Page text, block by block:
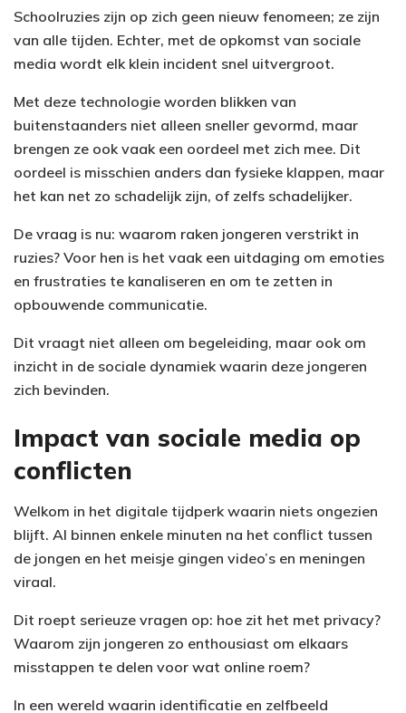
Schoolruzies zijn op zich geen nieuw fenomeen; ze zijn
van alle tijden. Echter, met de opkomst van sociale
media wordt elk klein incident snel uitvergroot.
Met deze technologie worden blikken van
buitenstaanders niet alleen sneller gevormd, maar
brengen ze ook vaak een oordeel met zich mee. Dit
oordeel is misschien anders dan fysieke klappen, maar
het kan net zo schadelijk zijn, of zelfs schadelijker.
De vraag is nu: waarom raken jongeren verstrikt in
ruzies? Voor hen is het vaak een uitdaging om emoties
en frustraties te kanaliseren en om te zetten in
opbouwende communicatie.
Dit vraagt niet alleen om begeleiding, maar ook om
inzicht in de sociale dynamiek waarin deze jongeren
zich bevinden.
Impact van sociale media op
conflicten
Welkom in het digitale tijdperk waarin niets ongezien
blijft. Al binnen enkele minuten na het conflict tussen
de jongen en het meisje gingen video’s en meningen
viraal.
Dit roept serieuze vragen op: hoe zit het met privacy?
Waarom zijn jongeren zo enthousiast om elkaars
misstappen te delen voor wat online roem?
In een wereld waarin identificatie en zelfbeeld